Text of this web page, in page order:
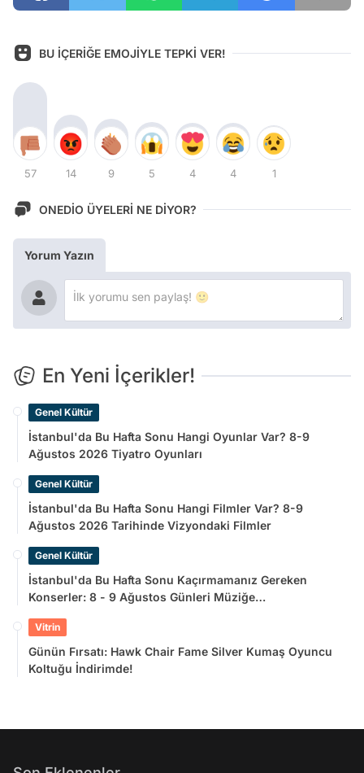
BU İÇERİĞE EMOJİYLE TEPKİ VER!
57 14 9 5 4 4 1
ONEDİO ÜYELERİ NE DİYOR?
Yorum Yazın
En Yeni İçerikler!
Genel Kültür
İstanbul'da Bu Hafta Sonu Hangi Oyunlar Var? 8-9
Ağustos 2026 Tiyatro Oyunları
Genel Kültür
İstanbul'da Bu Hafta Sonu Hangi Filmler Var? 8-9
Ağustos 2026 Tarihinde Vizyondaki Filmler
Genel Kültür
İstanbul'da Bu Hafta Sonu Kaçırmamanız Gereken
Konserler: 8 - 9 Ağustos Günleri Müziğe
Vitrin
Günün Fırsatı: Hawk Chair Fame Silver Kumaş Oyuncu
Koltuğu İndirimde!